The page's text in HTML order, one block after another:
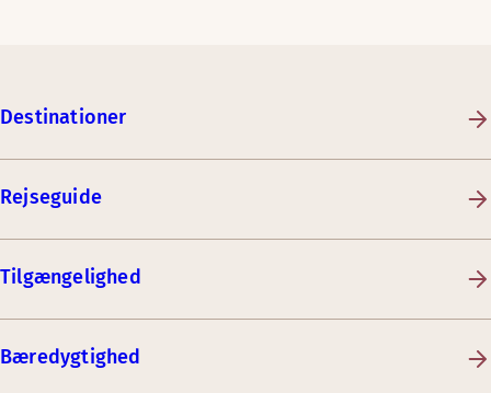
Destinationer
Rejseguide
Tilgængelighed
Bæredygtighed